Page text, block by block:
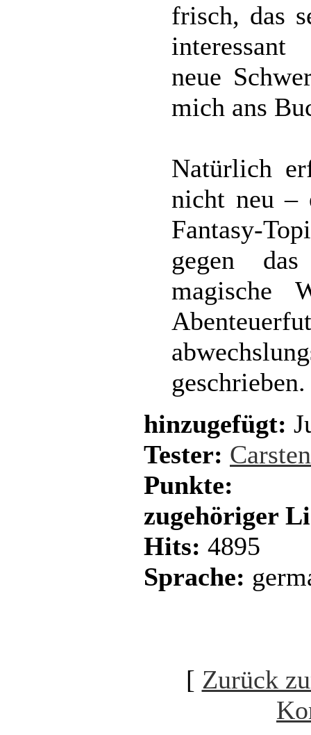
frisch, das
interessant
neue
mich ans
Natürlich
nicht neu –
Fantasy-
gegen
magische
geschrieben.
hinzugefügt:
Tester:
Punkte:
zugehöriger
Hits: 4895
Sprache:
[ Zurück